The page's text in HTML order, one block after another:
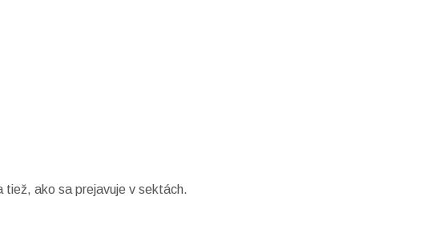
tiež, ako sa prejavuje v sektách.